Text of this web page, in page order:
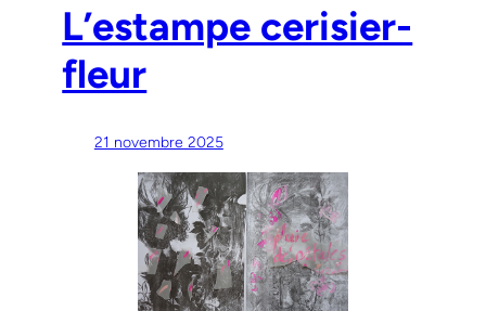
L’estampe cerisier-
fleur
21 novembre 2025